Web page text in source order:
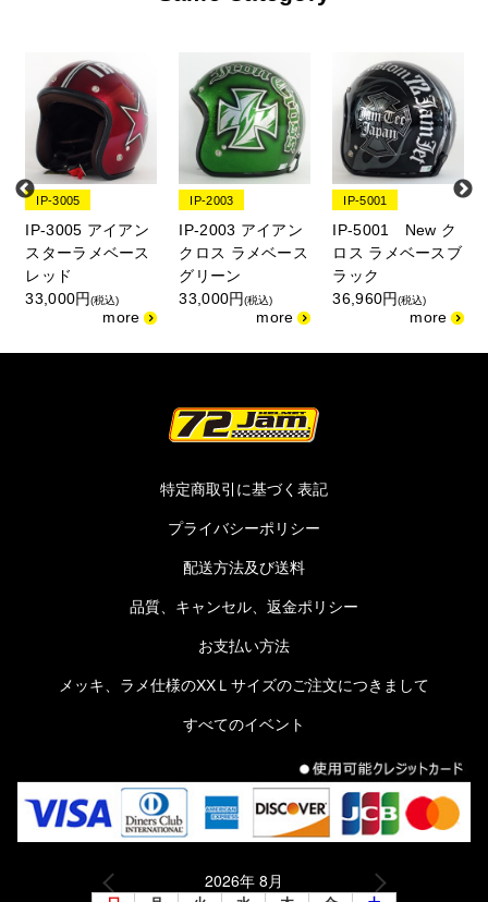
IP-3005
IP-3005 アイアン
スターラメベース
レッド
33,000円(税込)
IP-2003
IP-2003 アイアン
クロス ラメベース
グリーン
33,000円(税込)
IP-5001
IP-5001 New ク
ロス ラメベースブ
ラック
36,960円(税込)
特定商取引に基づく表記
プライバシーポリシー
配送方法及び送料
品質、キャンセル、返金ポリシー
お支払い方法
メッキ、ラメ仕様のXXＬサイズのご注文につきまして
すべてのイベント
2026年 8月